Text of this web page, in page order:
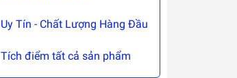
Uy Tín - Chất Lượng Hàng Đầu
Tích điểm tất cả sản phẩm